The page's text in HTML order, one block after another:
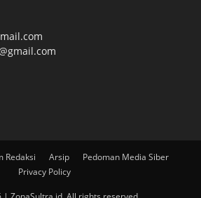
Redaksi Arsip
Pedoman Media Siber
Privacy Policy